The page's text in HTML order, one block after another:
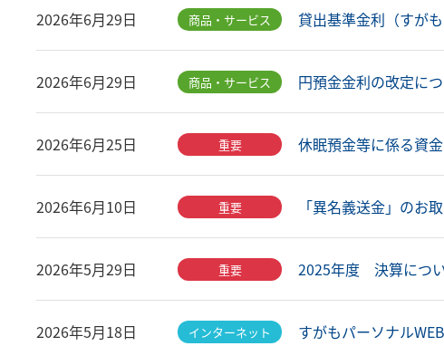
2026年6月29日 商品・サービス 貸出基準金利（すが
2026年6月29日 商品・サービス 円預金金利の改定に
2026年6月25日 重要 休眠預金等に係る資
2026年6月10日 重要 「異名義送金」のお
2026年5月29日 重要 2025年度 決算につい
2026年5月18日 インターネット すがもパーソナル